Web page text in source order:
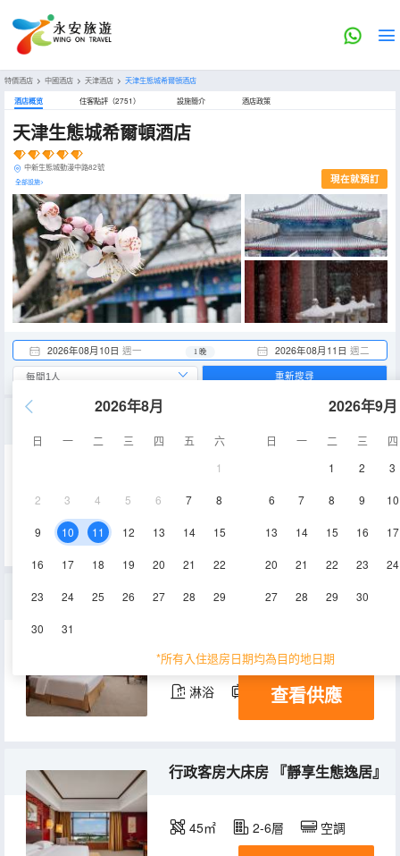
特價酒店 > 中國酒店 > 天津酒店 > 天津生態城希爾頓酒店
酒店概览 住客點評（2751） 設施簡介 酒店政策
天津生態城希爾頓酒店
中新生態城動漫中路82號
全部設施> 現在就預訂
2026年08月10日 週一 2026年08月11日 週二
1 晚
2026年8月
日 一 二 三 四 五
六
1
2 3 4 5 6 7 8
9 10 11 12 13 14 15
16 17 18 19 20 21 22
23 24 25 26 27 28 29
30 31
2026年9月
日 一 二 三
四
1
2 3
6 7 8 9 10
13 14 15 16 17
20 21 22 23 24
27 28 29 30
*所有入住退房日期均為目的地日期
重新搜尋
空調
豪華客房大床房『 靜享露台逸居』
45㎡ 1-6層 空調
淋浴 電視機 冰箱
查看供應
行政客房大床房 『靜享生態逸居』
45㎡ 2-6層 空調